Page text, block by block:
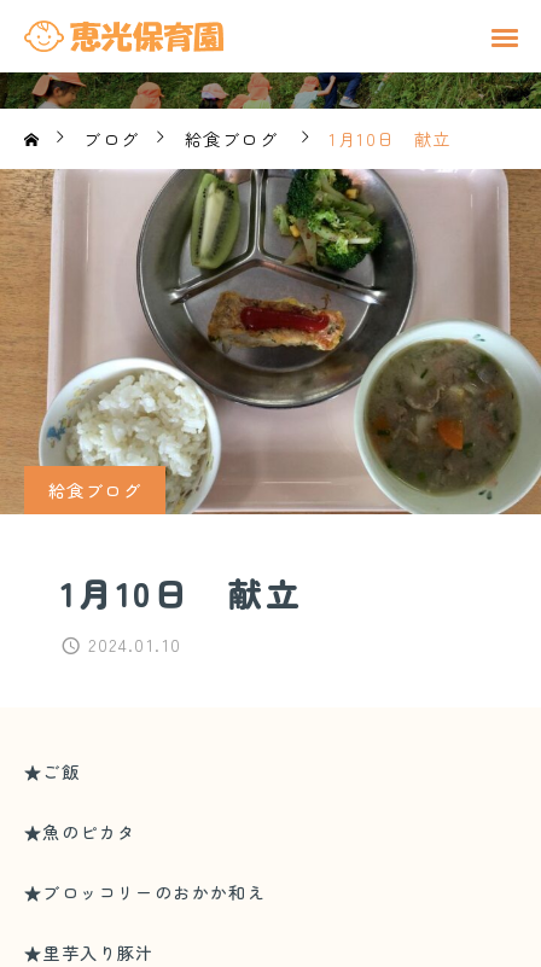
ブログ 給食ブログ 1月10日 献立
給食ブログ
1月10日 献立
2024.01.10
★ご飯
★魚のピカタ
★ブロッコリーのおかか和え
★里芋入り豚汁